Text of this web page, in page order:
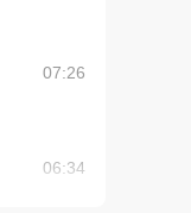
07:26
06:34